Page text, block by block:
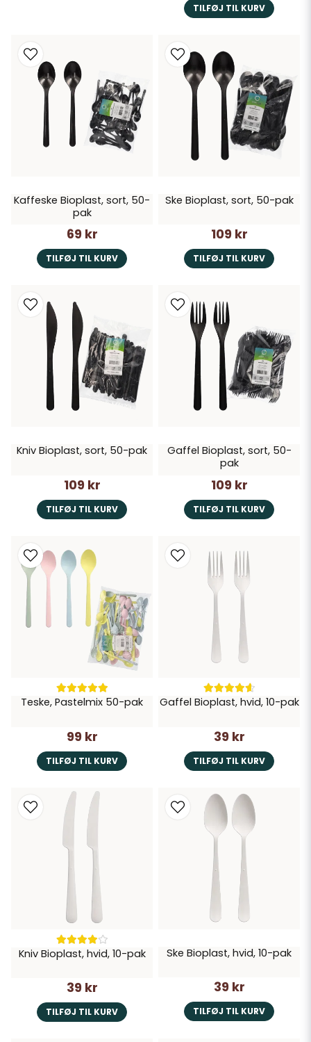
TILFØJ TIL KURV
Kaffeske Bioplast, sort, 50-
pak
69 kr
TILFØJ TIL KURV
Ske Bioplast, sort, 50-pak
109 kr
TILFØJ TIL KURV
Kniv Bioplast, sort, 50-pak
109 kr
TILFØJ TIL KURV
Gaffel Bioplast, sort, 50-
pak
109 kr
TILFØJ TIL KURV
Teske, Pastelmix 50-pak
99 kr
TILFØJ TIL KURV
Gaffel Bioplast, hvid, 10-pak
39 kr
TILFØJ TIL KURV
Kniv Bioplast, hvid, 10-pak
39 kr
TILFØJ TIL KURV
Ske Bioplast, hvid, 10-pak
39 kr
TILFØJ TIL KURV